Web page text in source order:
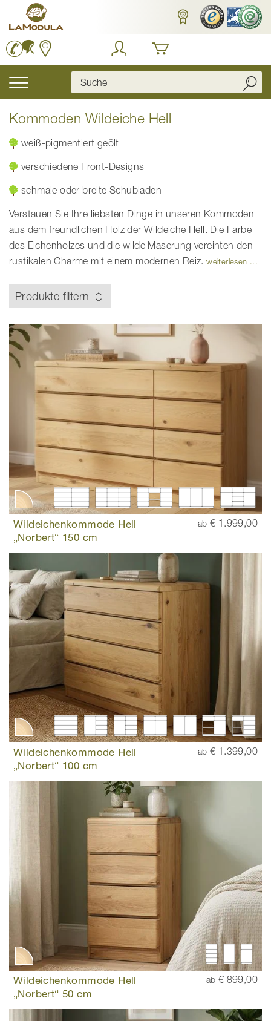
Inhalt
springen
Navigation
Kommoden Wildeiche Hell
weiß-pigmentiert geölt
verschiedene Front-Designs
schmale oder breite Schubladen
Verstauen Sie Ihre liebsten Dinge in unseren Kommoden
aus dem freundlichen Holz der Wildeiche Hell. Die Farbe
des Eichenholzes und die wilde Maserung vereinten den
rustikalen Charme mit einem modernen Reiz.weiterlesen ...
Wildeichenkommode Hell
„Norbert“ 150 cm
ab € 1.999,00
Wildeichenkommode Hell
„Norbert“ 100 cm
ab € 1.399,00
Wildeichenkommode Hell
„Norbert“ 50 cm
ab € 899,00
Produkte filtern